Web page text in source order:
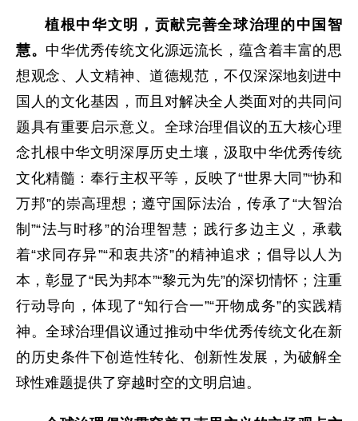
植根中华文明，贡献完善全球治理的中国智
慧。 中华优秀传统文化源远流长，蕴含着丰富的思
想观念、人文精神、道德规范，不仅深深地刻进中
国人的文化基因，而且对解决全人类面对的共同问
题具有重要启示意义。全球治理倡议的五大核心理
念扎根中华文明深厚历史土壤，汲取中华优秀传统
文化精髓：奉行主权平等，反映了“世界大同”“协和
万邦”的崇高理想；遵守国际法治，传承了“大智治
制”“法与时移”的治理智慧；践行多边主义，承载
着“求同存异”“和衷共济”的精神追求；倡导以人为
本，彰显了“民为邦本”“黎元为先”的深切情怀；注重
行动导向，体现了“知行合一”“开物成务”的实践精
神。全球治理倡议通过推动中华优秀传统文化在新
的历史条件下创造性转化、创新性发展，为破解全
球性难题提供了穿越时空的文明启迪。